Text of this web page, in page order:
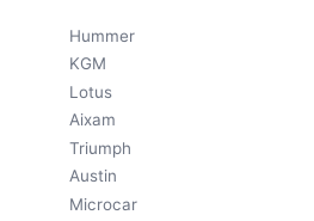
Hummer
KGM
Lotus
Aixam
Triumph
Austin
Microcar